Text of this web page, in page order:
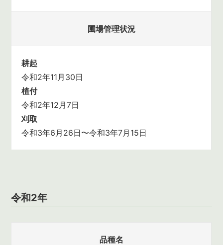
圃場管理状況
耕起
令和2年11月30日
植付
令和2年12月7日
刈取
令和3年6月26日〜令和3年7月15日
令和2年
品種名